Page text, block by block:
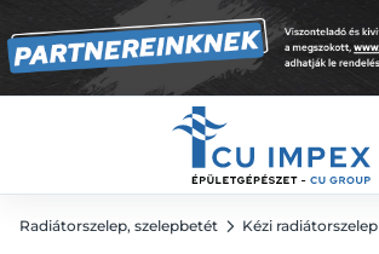
Radiátorszelep, szelepbetét Kézi radiátorszelep
9 981 Ft